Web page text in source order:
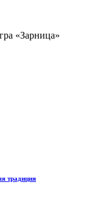
«Зарница»
традиция